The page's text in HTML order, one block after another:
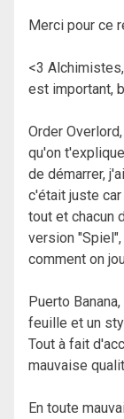
Merci pour ce
<3
est important,
Order
qu'on
de démarrer,
c'était juste
tout et chacun
version
comment on
Puerto
feuille et un
Tout à fait
mauvaise
En toute